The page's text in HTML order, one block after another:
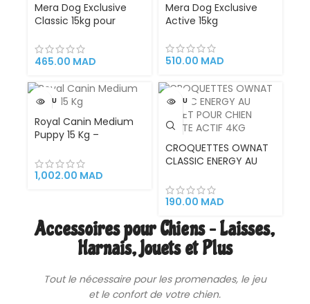
Mera Dog Exclusive
Classic 15kg pour
465.00 MAD
Mera Dog Exclusive
Active 15kg
510.00 MAD
VENDU
Royal Canin Medium
Puppy 15 Kg –
pour Chiots de Taille
Moyenne,
Renforcement
Immunitaire et
Digestion Optimale
1,002.00 MAD
VENDU
CROQUETTES OWNAT
CLASSIC ENERGY AU
ADULTE ACTIF 4KG
190.00 MAD
Accessoires pour Chiens – Laisses,
Harnais, Jouets et Plus
Tout le nécessaire pour les promenades, le jeu
et le confort de votre chien.